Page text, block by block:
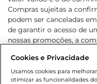
Compras sujeitas a
podem ser canceladas
de garantir o acesso de
nossas promoções, a
cliente. Os preços,
o e-commerce e válidos
sofrer alterações sem
Cookies e Privacidade
Usamos cookies para
otimizar as funcionalidades